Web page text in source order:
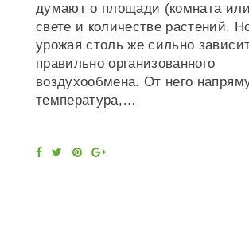
думают о площади (комната
свете и количестве растений.
урожая столь же сильно
правильно организованного
воздухообмена. От него
температура,…
F
P
G